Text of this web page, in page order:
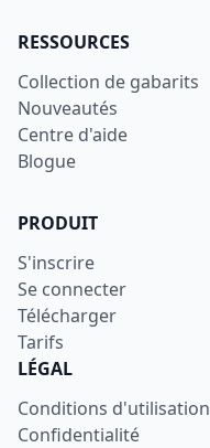
RESSOURCES
Collection de gabarits
Nouveautés
Centre d'aide
Blogue
PRODUIT
S'inscrire
Se connecter
Télécharger
Tarifs
LÉGAL
Conditions d'utilisation
Confidentialité